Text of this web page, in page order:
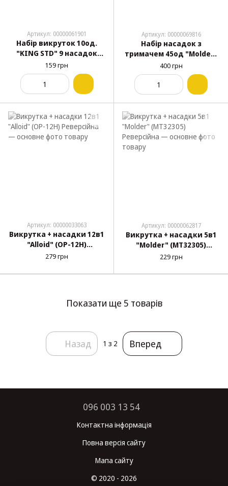
Артикул: 00000061901
Набір викруток 10од.
"KING STD" 9 насадок
PHO-PHOOO, SL1.5-SL2.5,
T4-T8 блістер KSR-2282
159 грн
Артикул: 00000069816
Набір насадок з
тримачем 45од "Molder"
(МТ32245)
400 грн
Артикул: 00000033063
Викрутка + насадки 12в1
"Alloid" (ОР-12Н)
Реверсійна
279 грн
Артикул: 00000062817
Викрутка + насадки 5в1
"Molder" (МТ32305)
Реверсійна
229 грн
Показати ще 5 товарів
Назад 1 з 2 Вперед
096 003 13 54
Контактна інформація
Повна версія сайту
Мапа сайту
© 2020 - 2026